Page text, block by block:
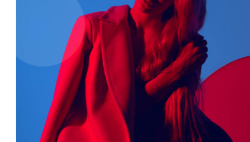
Impressum